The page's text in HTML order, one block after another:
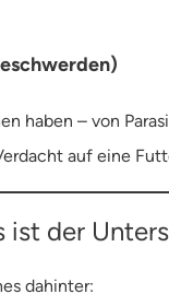
haben – von
auf eine
ist der
dahinter: